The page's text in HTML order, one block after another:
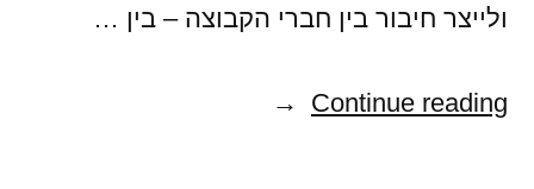
ולייצר חיבור בין חברי הקבוצה – בין …
Continue reading
"4